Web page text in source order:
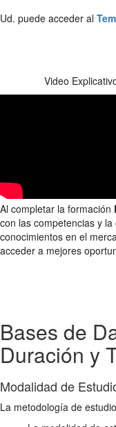
Ud. puede acceder al
Video
Al completar la formación
con las competencias y
conocimientos en el
acceder a mejores
Bases de
Duración y
Modalidad de
La metodología de